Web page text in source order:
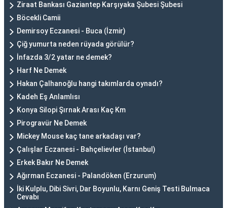
Ziraat Bankası Gaziantep Karşıyaka Şubesi Şubesi
Böcekli Camii
Demirsoy Eczanesi - Buca (İzmir)
Çiğ yumurta neden rüyada görülür?
İnfazda 3/2 yatar ne demek?
Harf Ne Demek
Hakan Çalhanoğlu hangi takımlarda oynadı?
Kadeh Eş Anlamlısı
Konya Silopi Şırnak Arası Kaç Km
Pirogravür Ne Demek
Mickey Mouse kaç tane arkadaşı var?
Çalışlar Eczanesi - Bahçelievler (İstanbul)
Erkek Bakır Ne Demek
Ağırman Eczanesi - Palandöken (Erzurum)
İki Kulplu, Dibi Sivri, Dar Boyunlu, Karnı Geniş Testi Bulmaca
Cevabı